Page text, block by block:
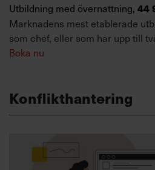
Utbildning med övernattning, 44
Marknadens mest etablerade
som chef, eller som har upp till
Boka nu
Konflikthantering